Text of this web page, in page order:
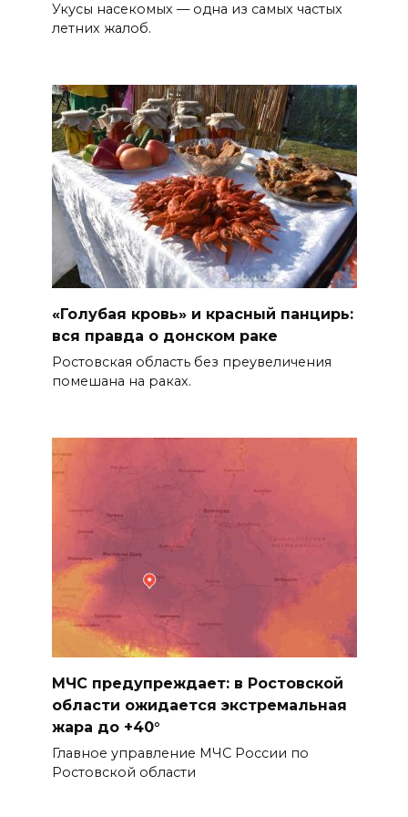
Горел сухостой: в Ростовской
Пусть съест ребенок капусту,
дабы учеба легко давалась:
приметы на 9 августа
08 августа 2026 18:37
На трассе Р-280 «Новороссия»
водителей будут
БПЛА по радио
08 августа 2026 18:15
медицинской помощи с
участием федеральных
08 августа 2026 17:40
В Новочеркасске построят
новую модульную котельную
и благоустроят проспект
Платовский
08 августа 2026 17:18
Это стало нашей традицией:
ростовчане установили
самодельные поилки для
Укусы насекомых — одна из самых частых
летних жалоб.
«Голубая кровь» и красный панцирь:
вся правда о донском раке
Ростовская область без преувеличения
помешана на раках.
МЧС предупреждает: в Ростовской
области ожидается экстремальная
жара до +40°
Главное управление МЧС России по
Ростовской области